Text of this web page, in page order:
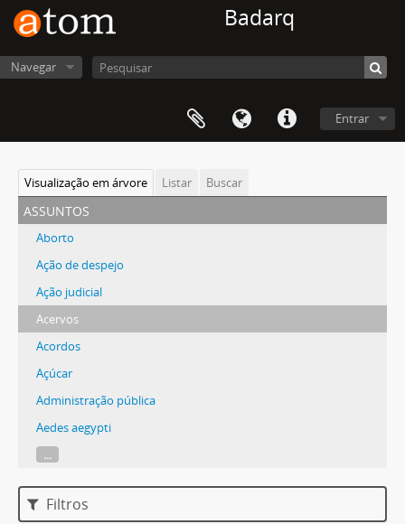
Badarq
Navegar
Entrar
Visualização em árvore Listar Buscar
assuntos
Aborto
Ação de despejo
Ação judicial
Acervos
Acordos
Açúcar
Administração pública
Aedes aegypti
...
Filtros